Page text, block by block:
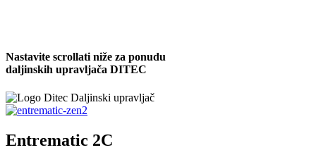
Nastavite scrollati niže za ponudu
daljinskih upravljača DITEC
Entrematic 2C